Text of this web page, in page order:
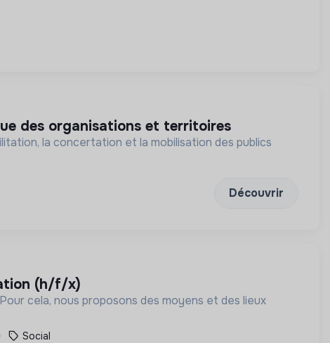
des organisations et territoires
la concertation et la mobilisation des publics
Découvrir
(h/f/x)
cela, nous proposons des moyens et des lieux
Social